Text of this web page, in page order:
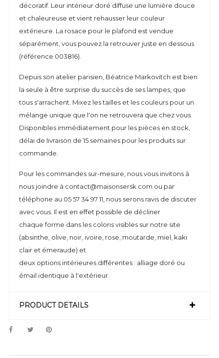
décoratif. Leur intérieur doré diffuse une lumière douce
et chaleureuse et vient rehausser leur couleur
extérieure. La rosace pour le plafond est vendue
séparément, vous pouvez la retrouver juste en dessous
(référence 003816).
Depuis son atelier parisien, Béatrice Markovitch est bien
la seule à être surprise du succès de ses lampes, que
tous s'arrachent. Mixez les tailles et les couleurs pour un
mélange unique que l'on ne retrouvera que chez vous.
Disponibles immédiatement pour les pièces en stock,
délai de livraison de 15 semaines pour les produits sur
commande.
Pour les commandes sur-mesure, nous vous invitons à
nous joindre à contact@maisonsersk.com ou par
téléphone au 05 57 34 97 11, nous serons ravis de discuter
avec vous. Il est en effet possible de décliner
chaque forme dans les coloris visibles sur notre site
(absinthe, olive, noir, ivoire, rose, moutarde, miel, kaki
clair et émeraude) et
deux options intérieures différentes : alliage doré ou
émail identique à l'extérieur.
PRODUCT DETAILS